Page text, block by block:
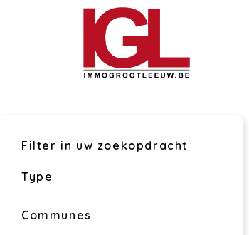
Filter in uw zoekopdracht
Type
Communes